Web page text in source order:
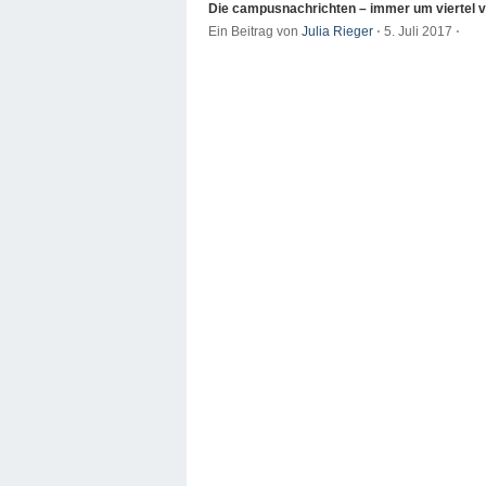
Die campusnachrichten – immer um viertel
Ein Beitrag von Julia Rieger ⋅ 5. Juli 2017 ⋅